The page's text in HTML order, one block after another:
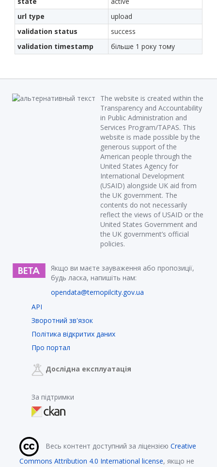
url type
upload
validation status
success
validation timestamp
більше 1 року тому
The website is created within the
Transparency and Accountability
in Public Administration and
Services Program/TAPAS. This
website is made possible by the
generous support of the
American people through the
United States Agency for
International Development
(USAID) alongside UK aid from
the UK government. The
contents do not necessarily
reflect the views of USAID or the
United States Government and
the UK government’s official
policies.
Якщо ви маєте зауваження або пропозиції,
будь ласка, напишіть нам:
opendata@ternopilcity.gov.ua
API
Зворотний зв'язок
Політика відкритих даних
Про портал
Дослідна експлуатація
За підтримки
Весь контент доступний за ліцензією Creative
Commons Attribution 4.0 International license, якщо не